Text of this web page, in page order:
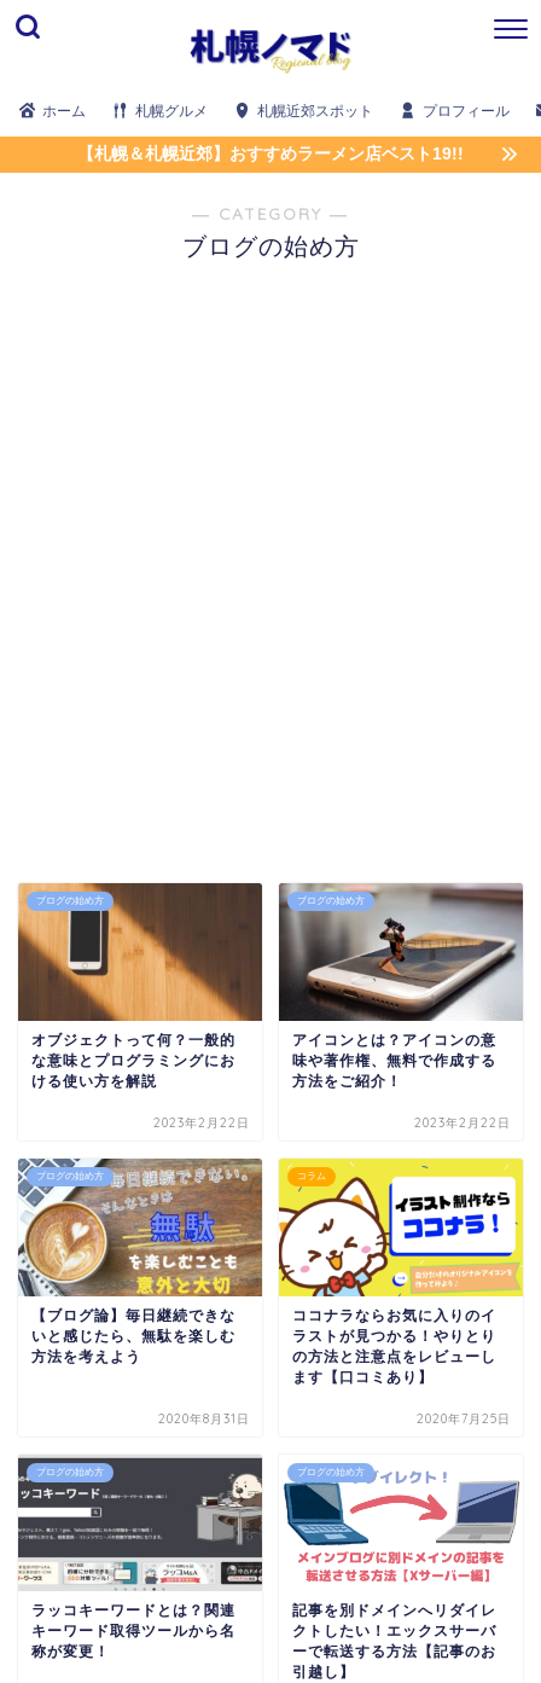
ホーム 札幌グルメ 札幌近郊スポット プロフィール
【札幌＆札幌近郊】おすすめラーメン店ベスト19!!
― CATEGORY ―
ブログの始め方
ブログの始め方
オブジェクトって何？一般的
な意味とプログラミングにお
ける使い方を解説
2023年2月22日
ブログの始め方
アイコンとは？アイコンの意
味や著作権、無料で作成する
方法をご紹介！
2023年2月22日
ブログの始め方
【ブログ論】毎日継続できな
いと感じたら、無駄を楽しむ
方法を考えよう
2020年8月31日
コラム
ココナラならお気に入りのイ
ラストが見つかる！やりとり
の方法と注意点をレビューし
ます【口コミあり】
2020年7月25日
ブログの始め方
ラッコキーワードとは？関連
キーワード取得ツールから名
称が変更！
ブログの始め方
記事を別ドメインへリダイレ
クトしたい！エックスサーバ
ーで転送する方法【記事のお
引越し】